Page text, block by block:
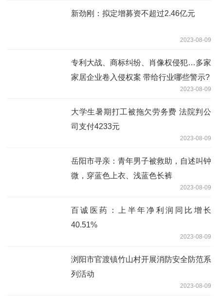
新劲刚：拟定增募资不超过2.46亿元
2023-08-09
专利大战、商标纠纷、肖像权侵犯…多家
家居企业卷入侵权案 带给行业哪些警示?
2023-08-09
大学生暑期打工被拖欠劳务费 法院判公
司支付4233元
2023-08-09
岳阳市寻亲：青年男子被救助，自述叫钟
微，穿蓝色上衣、浅蓝色长裤
2023-08-09
百诚医药：上半年净利润同比增长
40.51%
2023-08-09
浏阳市官渡镇竹山村开展消防安全防范系
列活动
2023-08-09